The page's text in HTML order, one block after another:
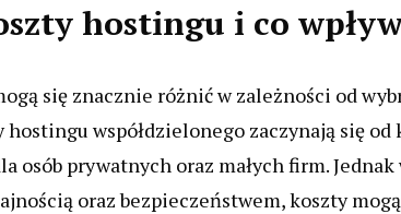
hostingu i co
się znacznie różnić w zależności od
hostingu współdzielonego zaczynają się
osób prywatnych oraz małych firm.
oraz bezpieczeństwem, koszty